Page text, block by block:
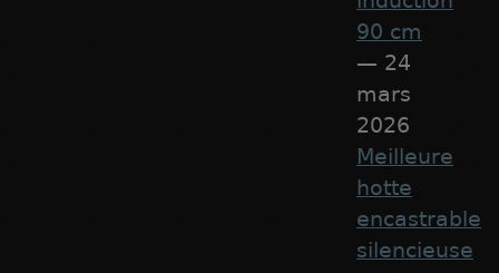
90 cm
— 24
mars
2026
Meilleure
hotte
encastrable
silencieuse